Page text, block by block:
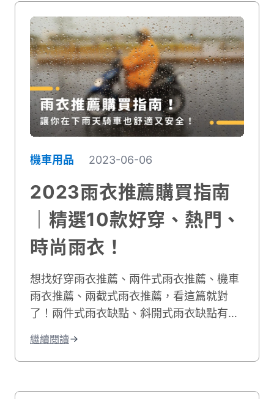
機車用品 2023-06-06
2023雨衣推薦購買指南
｜精選10款好穿、熱門、
時尚雨衣！
想找好穿雨衣推薦、兩件式雨衣推薦、機車
雨衣推薦、兩截式雨衣推薦，看這篇就對
了！兩件式雨衣缺點、斜開式雨衣缺點有哪
浸濕，本篇教你如何挑到最適合你的騎車雨
衣！
繼續閱讀